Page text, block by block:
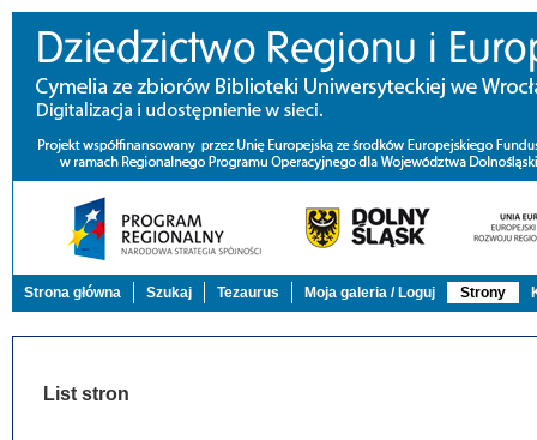
Strona główna Szukaj Tezaurus Moja galeria / Loguj Strony
List stron